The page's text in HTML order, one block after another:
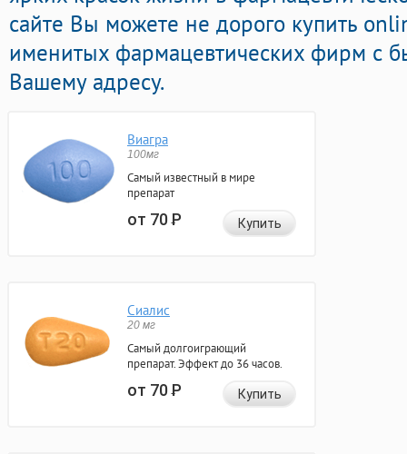
сайте Вы можете не дорого купить
именитых фармацевтических фирм с
Вашему адресу.
Виагра
100мг
Самый известный в мире
препарат
от 70Р Купить
Сиалис
20 мг
Самый долгоиграющий
препарат. Эффект до 36 часов.
от 70Р Купить